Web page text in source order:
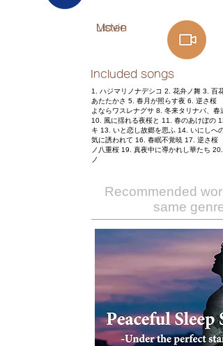
Listen
Movie
Included songs
1. ハジマリノナデシコ 2. 花弁ノ舞 3. 百
あたたかさ 5. 春月が照らす夜 6. 逆さ桜
よならワスレナグサ 8. 冬来タリナバ、春
10. 風に揺れる夜桜と 11. 春のあけぼの
キ 13. いと恋し故郷を思ふ 14. いにしへ
気に誘われて 16. 春眠不覚暁 17. 逆さ桜
ノ八重桜 19. 真夜中に導かれし華たち 20.
ノ
Recommended
same genre